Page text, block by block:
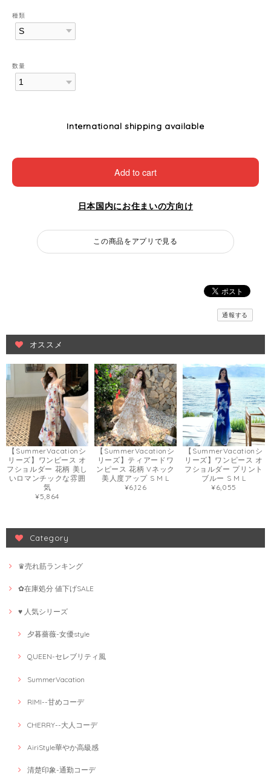
種類
数量
International shipping available
Add to cart
日本国内にお住まいの方向け
この商品をアプリで見る
通報する
オススメ
【SummerVacationシ
リーズ】ワンピース オ
フショルダー 花柄 美し
いロマンチックな雰囲
気
¥5,864
【SummerVacationシ
リーズ】ティアードワ
ンピース 花柄 Vネック
美人度アップ S M L
¥6,126
【SummerVacationシ
リーズ】ワンピース オ
フショルダー プリント
ブルー S M L
¥6,055
Category
♛売れ筋ランキング
✿在庫処分 値下げSALE
♥ 人気シリーズ
夕暮薔薇-女優style
QUEEN-セレブリティ風
SummerVacation
RIMI--甘めコーデ
CHERRY--大人コーデ
AiriStyle華やか高級感
清楚印象-通勤コーデ